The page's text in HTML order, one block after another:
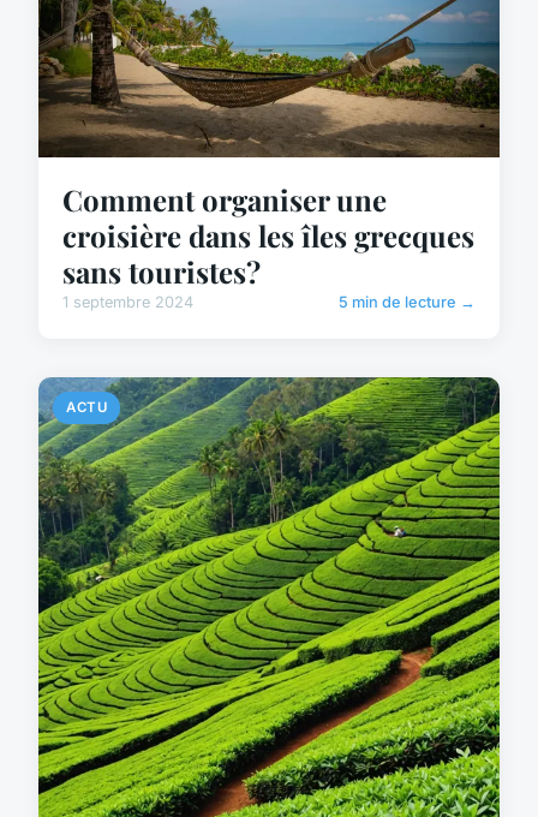
Comment organiser une
croisière dans les îles grecques
sans touristes?
1 septembre 2024 5 min de lecture →
ACTU